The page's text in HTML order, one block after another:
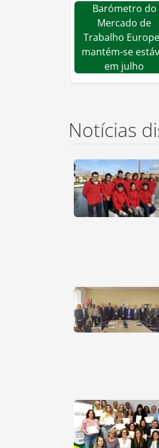
Barómetro do
Mercado de
Europeu mantém-
estável em julho
Notícias